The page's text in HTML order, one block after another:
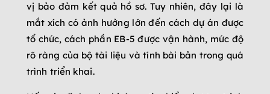
vị bảo đảm kết quả hồ sơ. Tuy nhiên, đây lại là
mắt xích có ảnh hưởng lớn đến cách dự án được
tổ chức, cách phần EB-5 được vận hành, mức độ
rõ ràng của bộ tài liệu và tính bài bản trong quá
trình triển khai.